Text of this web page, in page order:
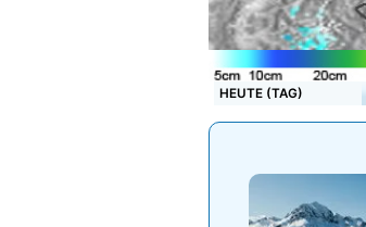
HEUTE (TAG)